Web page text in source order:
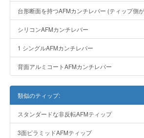
台形断面を持つAFMカンチレバー (ティップ側
シリコンAFMカンチレバー
1 シングルAFMカンチレバー
背面アルミコートAFMカンチレバー
類似のティップ:
スタンダードな非反転AFMティップ
3面ピラミッドAFMティップ